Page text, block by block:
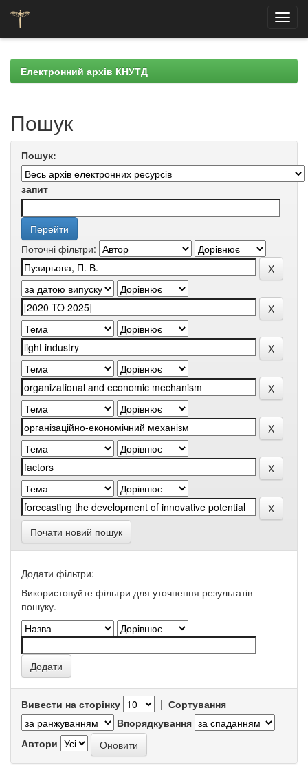
navigationЕлектронний архів КНУТД
Пошук
Пошук:
запит
Поточні фільтри:
Почати новий пошук
Додати фільтри:
Використовуйте фільтри для уточнення результатів
пошуку.
Вивести на сторінку | Сортування
Впорядкування
Автори